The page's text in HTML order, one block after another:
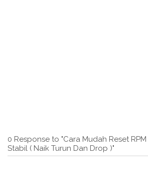
0 Response to "Cara Mudah Reset
Stabil ( Naik Turun Dan Drop )"